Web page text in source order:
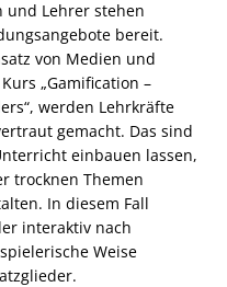
und Lehrer stehen
bereit.
von Medien und
„Gamification –
werden Lehrkräfte
gemacht. Das sind
einbauen lassen,
trocknen Themen
In diesem Fall
interaktiv nach
Weise